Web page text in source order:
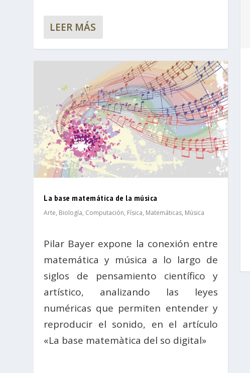
LEER MÁS
La base matemática de la música
Arte, Biología, Computación, Física, Matemáticas, Música
Pilar Bayer expone la conexión entre
matemática y música a lo largo de
siglos de pensamiento científico y
artístico, analizando las leyes
numéricas que permiten entender y
reproducir el sonido, en el artículo
«La base matemàtica del so digital»